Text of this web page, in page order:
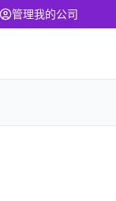
管理我的公司